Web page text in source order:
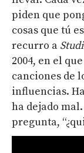
piden que
cosas que tú
recurro a
2004, en el
canciones de
influencias.
ha dejado
pregunta,